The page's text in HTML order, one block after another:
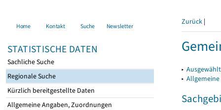
Home Kontakt Suche Newsletter
STATISTISCHE DATEN
Sachliche Suche
Regionale Suche
Kürzlich bereitgestellte Daten
Allgemeine Angaben, Zuordnungen
Zurück |
▸
▸